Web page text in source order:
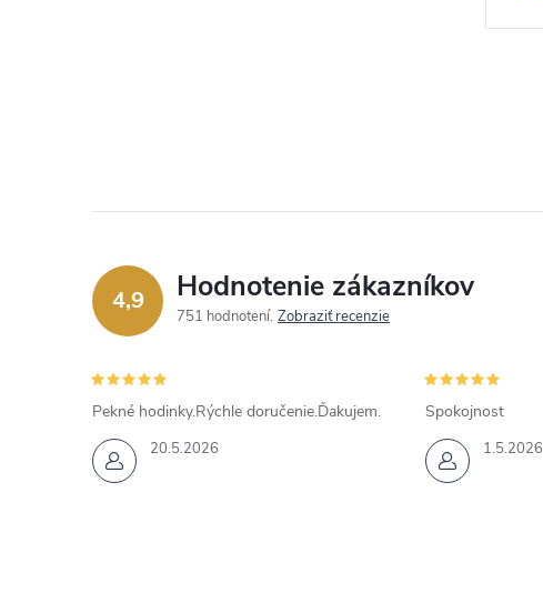
4,9 Hodnotenie zákazníkov
751 hodnotení Zobraziť recenzie
20.5.2026
Pekné hodinky.Rýchle doručenie.Ďakujem.
1.5.2026
Spokojnost